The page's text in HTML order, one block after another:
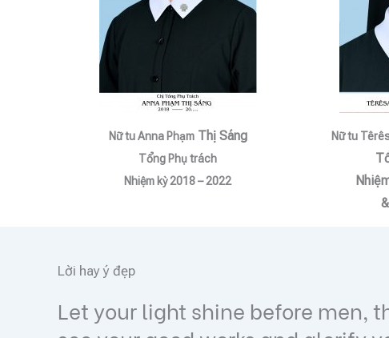
Nữ tu Anna PhạmThị Sáng
Tổng Phụ trách
Nhiệm kỳ 2018 – 2022
Nữ tu
Lời hay ý đẹp
Let your light shine before men,